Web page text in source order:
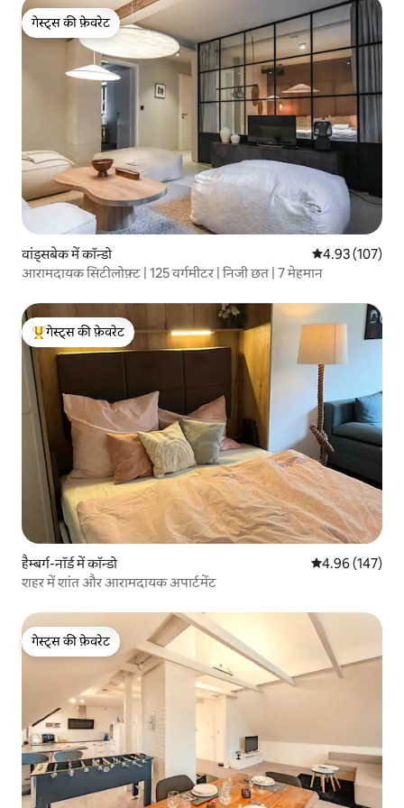
गेस्ट्स की फ़ेवरेट
गेस्ट्स की फ़ेवरेट
वांड्सबेक में कॉन्डो औसत रेटिंग 5 में से
4.93 (107)
आरामदायक सिटीलोफ़्ट | 125 वर्गमीटर | निजी छत | 7 मेहमान
गेस्ट्स का टॉप फ़ेवरेट
गेस्ट्स की फ़ेवरेट
हैम्बर्ग-नॉर्ड में कॉन्डो औसत रेटिंग 5 में से
4.96 (147)
शहर में शांत और आरामदायक अपार्टमेंट
गेस्ट्स की फ़ेवरेट
गेस्ट्स की फ़ेवरेट